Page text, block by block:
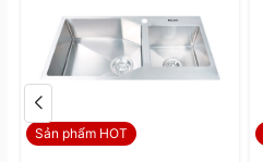
Sản phẩm HOT